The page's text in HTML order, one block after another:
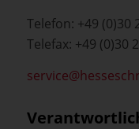
Telefon: +49 (0)30
Telefax: +49 (0)30